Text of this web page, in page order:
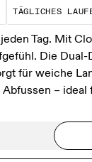
TÄGLICHES
Tag. Mit
Die Dual-
für weiche
– ideal